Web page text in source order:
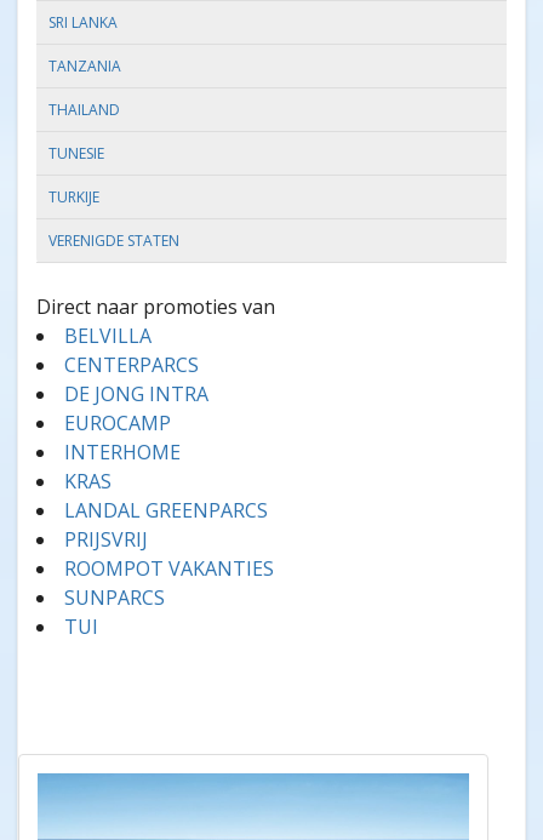
SRI LANKA
TANZANIA
THAILAND
TUNESIE
TURKIJE
VERENIGDE STATEN
Direct naar promoties van
BELVILLA
CENTERPARCS
DE JONG INTRA
EUROCAMP
INTERHOME
KRAS
LANDAL GREENPARCS
PRIJSVRIJ
ROOMPOT VAKANTIES
SUNPARCS
TUI